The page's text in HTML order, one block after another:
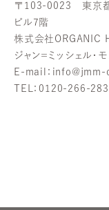
〒103-0023 東京
ビル7階
株式会社ORGANIC
ジャン＝ミッシェル
E-mail：
TEL：0120-266-